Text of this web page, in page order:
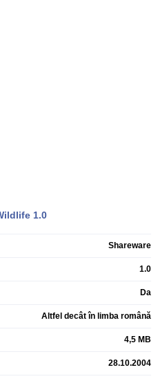
1.0
Shareware
1.0
Da
Altfel decât în limba română
4,5 MB
28.10.2004